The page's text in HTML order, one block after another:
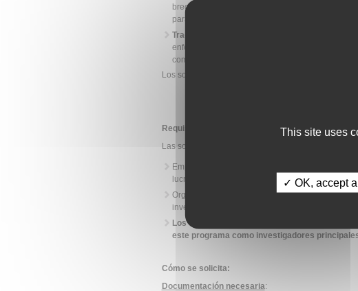
brecha crítica en la que la proteómica
para la enfermedad.
Track 2: Caracterización de proteoformas
enfocada en las proteoformas de la proteína
comprensión limitada que se tiene de la biología
Los solicitantes pueden postularse a ambas vías,
Requisitos de los solicitantes:
Las solicitudes podrán ser presentadas por
Empresas biotecnológicas/farmacéuticas u
lucro.
Organizaciones, públicas o privadas, sin
investigación.
Los becarios posdoctorales (o
este programa como investigadores
Cómo se solicita:
Documentación necesaria:
This site uses
✓ OK, accept